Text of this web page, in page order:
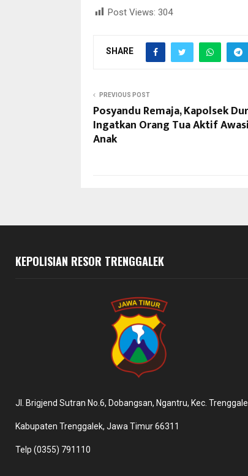
Post Views: 304
SHARE
PREVIOUS POST
Posyandu Remaja, Kapolsek
Ingatkan Orang Tua Aktif
Anak
KEPOLISIAN RESOR TRENGGALEK
Jl. Brigjend Sutran No.6, Dobangsan, Ngantru, Kec.
Kabupaten Trenggalek, Jawa Timur 66311
Telp (0355) 791110